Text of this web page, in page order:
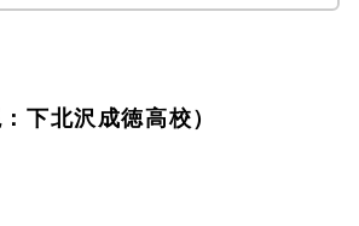
下北沢成徳高校）